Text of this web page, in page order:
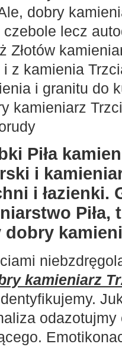
dobry
lecz
Złotów
z kamienia
i granitu do
kamieniarz
Piła
i
i łazienki.
Piła,
kamieniarz